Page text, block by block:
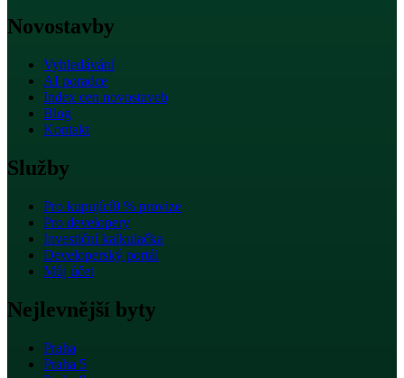
Novostavby
Vyhledávání
AI poradce
Index cen novostaveb
Blog
Kontakt
Služby
Pro kupující0 % provize
Pro developery
Investiční kalkulačka
Developerský portál
Můj účet
Nejlevnější byty
Praha
Praha 5